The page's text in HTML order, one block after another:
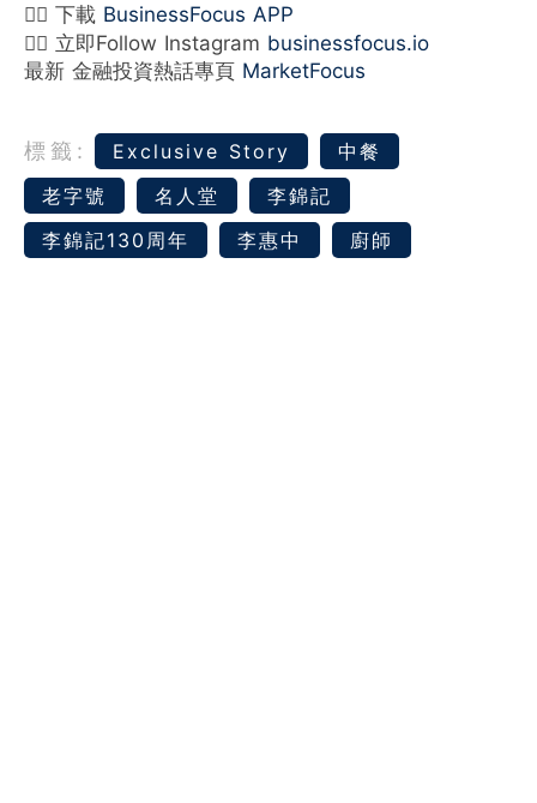
👉🏻 下載 BusinessFocus APP
👉🏻 立即Follow Instagram businessfocus.io
最新 金融投資熱話專頁 MarketFocus
標籤: Exclusive Story
中餐
老字號
名人堂
李錦記
李錦記130周年
李惠中 廚師